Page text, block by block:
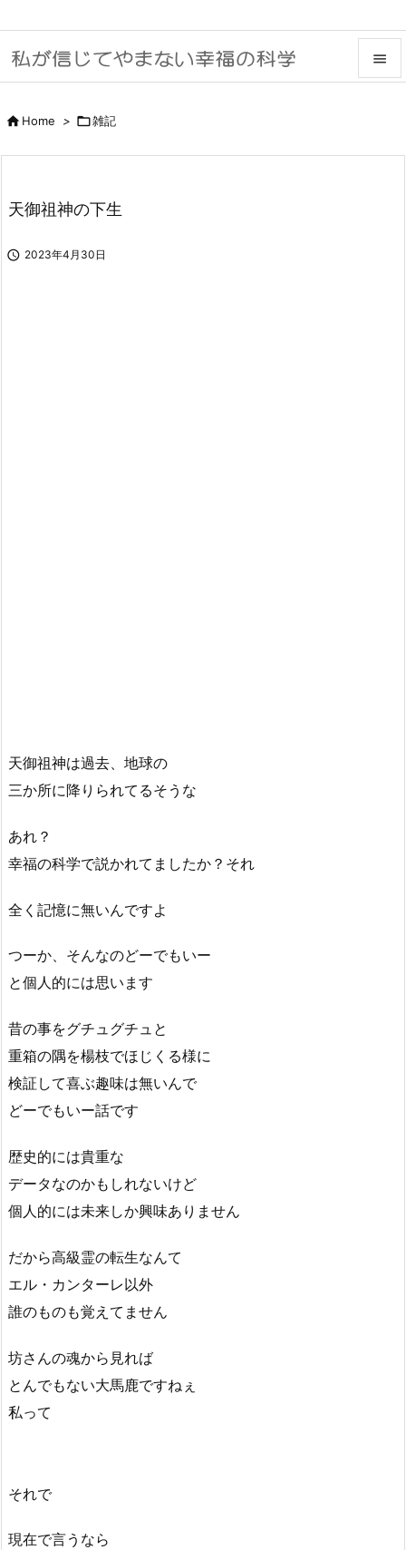

Home > 雑記
天御祖神の下生
 2023年4月30日
天御祖神は過去、地球の
三か所に降りられてるそうな
あれ？
幸福の科学で説かれてましたか？それ
全く記憶に無いんですよ
つーか、そんなのどーでもいー
と個人的には思います
昔の事をグチュグチュと
重箱の隅を楊枝でほじくる様に
検証して喜ぶ趣味は無いんで
どーでもいー話です
歴史的には貴重な
データなのかもしれないけど
個人的には未来しか興味ありません
だから高級霊の転生なんて
エル・カンターレ以外
誰のものも覚えてません
坊さんの魂から見れば
とんでもない大馬鹿ですねぇ
私って
それで
現在で言うなら